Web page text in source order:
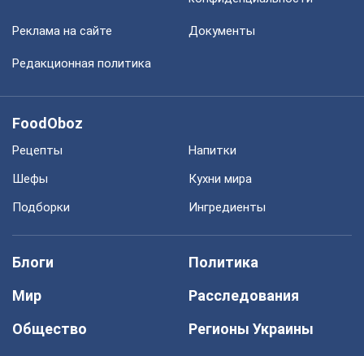
Реклама на сайте Документы
Редакционная политика
FoodOboz
Рецепты
Напитки
Шефы
Кухни мира
Подборки
Ингредиенты
Блоги
Политика
Мир
Расследования
Общество
Регионы Украины